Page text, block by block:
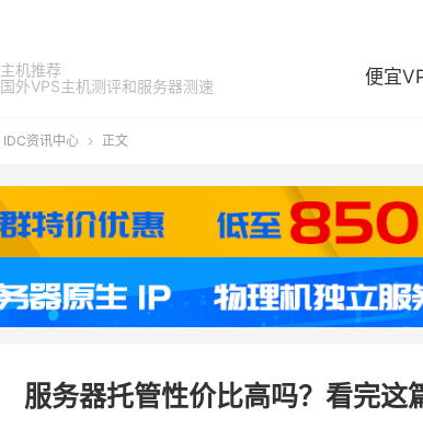
主机推荐
国外VPS主机测评和服务器测速
便宜
IDC资讯中心  正文
服务器托管性价比高吗？看完这